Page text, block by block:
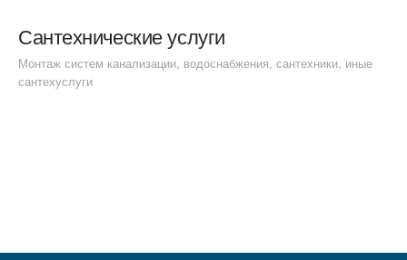
Сантехнические услуги
Монтаж систем канализации, водоснабжения, сантехники, иные
сантехуслуги